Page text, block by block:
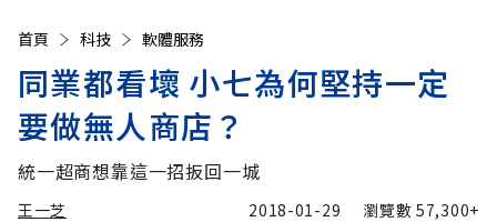
首頁 科技 軟體服務
同業都看壞 小七為何堅持一定
要做無人商店？
統一超商想靠這一招扳回一城
王一芝 2018-01-29 瀏覽數57,300+